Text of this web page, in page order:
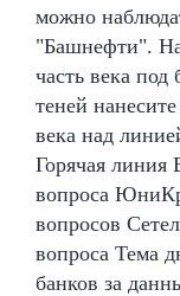
можно
"Башнефти".
часть века
теней
века над
Горячая линия
вопроса
вопросов
вопроса Тема
банков за